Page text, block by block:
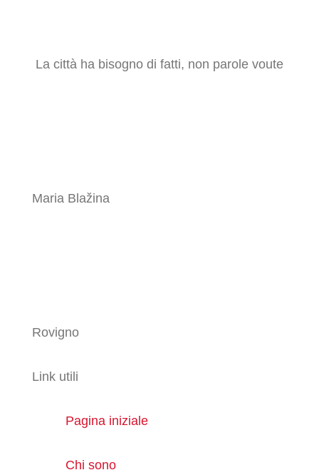
La città ha bisogno di fatti, non parole voute
Maria Blažina
Rovigno
Link utili
Pagina iniziale
Chi sono